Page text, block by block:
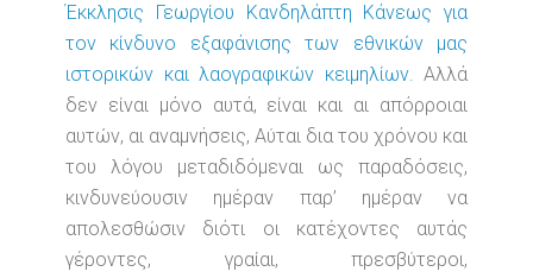
Έκκλησις Γεωργίου Κανδηλάπτη Κάνεως για
τον κίνδυνο εξαφάνισης των εθνικών μας
ιστορικών και λαογραφικών κειμηλίων. Αλλά
δεν είναι μόνο αυτά, είναι και αι απόρροιαι
αυτών, αι αναμνήσεις, Αύται δια του χρόνου και
του λόγου μεταδιδόμεναι ως παραδόσεις,
κινδυνεύουσιν ημέραν παρ’ ημέραν να
απολεσθώσιν διότι οι κατέχοντες αυτάς
γέροντες, γραίαι, πρεσβύτεροι,